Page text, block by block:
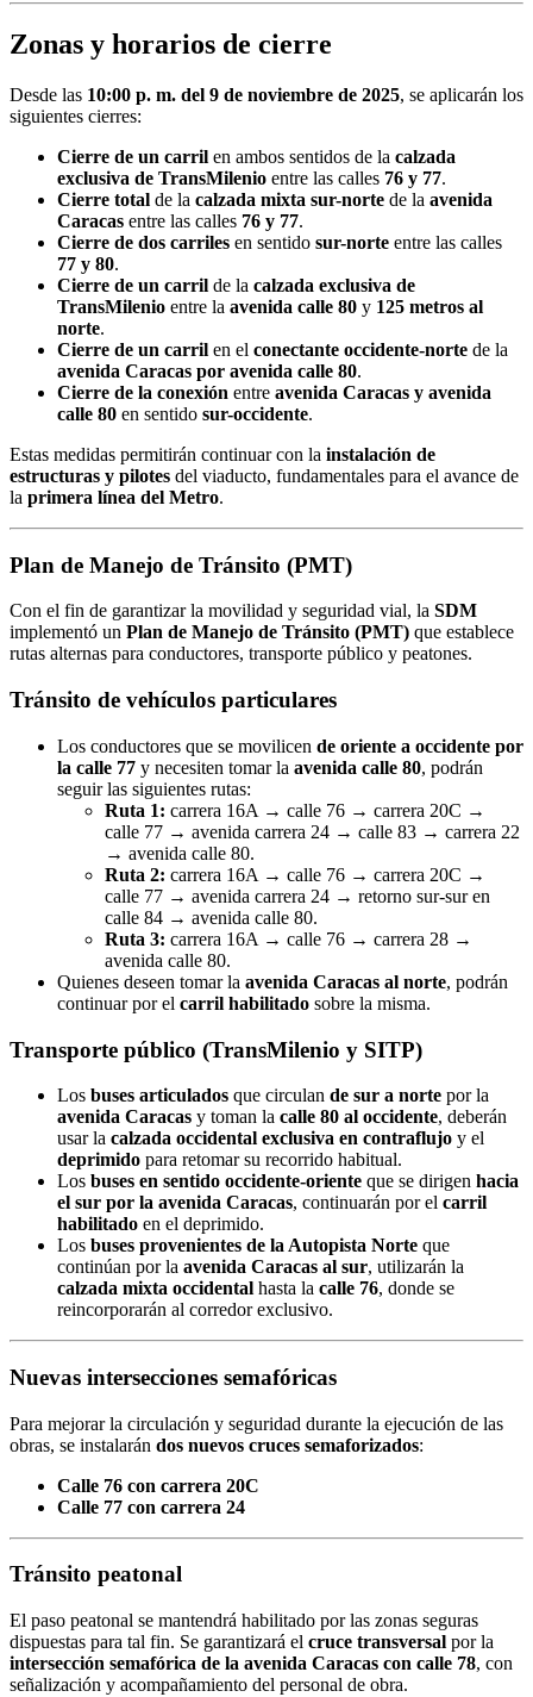
Zonas y horarios de cierre
Desde las 10:00 p. m. del 9 de noviembre de 2025, se aplicarán los
siguientes cierres:
Cierre de un carril en ambos sentidos de la calzada
exclusiva de TransMilenio entre las calles 76 y 77.
Cierre total de la calzada mixta sur-norte de la avenida
Caracas entre las calles 76 y 77.
Cierre de dos carriles en sentido sur-norte entre las calles
77 y 80.
Cierre de un carril de la calzada exclusiva de
TransMilenio entre la avenida calle 80 y 125 metros al
norte.
Cierre de un carril en el conectante occidente-norte de la
avenida Caracas por avenida calle 80.
Cierre de la conexión entre avenida Caracas y avenida
calle 80 en sentido sur-occidente.
Estas medidas permitirán continuar con la instalación de
estructuras y pilotes del viaducto, fundamentales para el avance de
la primera línea del Metro.
Plan de Manejo de Tránsito (PMT)
Con el fin de garantizar la movilidad y seguridad vial, la SDM
implementó un Plan de Manejo de Tránsito (PMT) que establece
rutas alternas para conductores, transporte público y peatones.
Tránsito de vehículos particulares
Los conductores que se movilicen de oriente a occidente por
la calle 77 y necesiten tomar la avenida calle 80, podrán
seguir las siguientes rutas:
Ruta 1: carrera 16A → calle 76 → carrera 20C →
calle 77 → avenida carrera 24 → calle 83 → carrera 22
→ avenida calle 80.
Ruta 2: carrera 16A → calle 76 → carrera 20C →
calle 77 → avenida carrera 24 → retorno sur-sur en
calle 84 → avenida calle 80.
Ruta 3: carrera 16A → calle 76 → carrera 28 →
avenida calle 80.
Quienes deseen tomar la avenida Caracas al norte, podrán
continuar por el carril habilitado sobre la misma.
Transporte público (TransMilenio y SITP)
Los buses articulados que circulan de sur a norte por la
avenida Caracas y toman la calle 80 al occidente, deberán
usar la calzada occidental exclusiva en contraflujo y el
deprimido para retomar su recorrido habitual.
Los buses en sentido occidente-oriente que se dirigen hacia
el sur por la avenida Caracas, continuarán por el carril
habilitado en el deprimido.
Los buses provenientes de la Autopista Norte que
continúan por la avenida Caracas al sur, utilizarán la
calzada mixta occidental hasta la calle 76, donde se
reincorporarán al corredor exclusivo.
Nuevas intersecciones semafóricas
Para mejorar la circulación y seguridad durante la ejecución de las
obras, se instalarán dos nuevos cruces semaforizados:
Calle 76 con carrera 20C
Calle 77 con carrera 24
Tránsito peatonal
El paso peatonal se mantendrá habilitado por las zonas seguras
dispuestas para tal fin. Se garantizará el cruce transversal por la
intersección semafórica de la avenida Caracas con calle 78, con
señalización y acompañamiento del personal de obra.